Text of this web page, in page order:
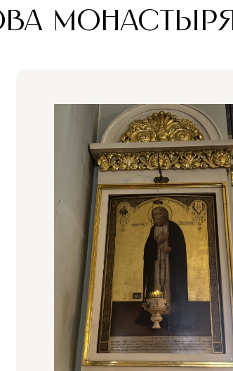
МОНАСТЫРЯ